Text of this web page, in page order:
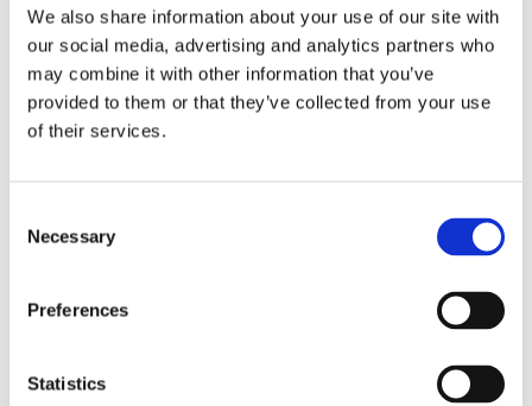
We also share information about your use of our site with
our social media, advertising and analytics partners who
may combine it with other information that you’ve
provided to them or that they’ve collected from your use
of their services.
Selection
Necessary
Preferences
Statistics
Med K2 också:
Du ser till att kalciumet används där det gör nytta